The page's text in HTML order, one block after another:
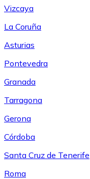
Vizcaya
La Coruña
Asturias
Pontevedra
Granada
Tarragona
Gerona
Córdoba
Santa Cruz de Tenerife
Roma